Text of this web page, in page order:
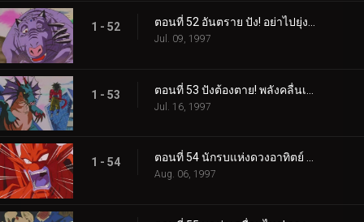
1 - 52 ตอนที่ 52 อันตราย ปัง! อย่าไปยุ่งกับมังกร 7 ดาว
Jul. 09, 1997
1 - 53
Jul. 16, 1997
1 - 54 ตอนที่ 54 นักรบแห่งดวงอาทิตย์ พลังความร้อน 6000 องศา!
Aug. 06, 1997